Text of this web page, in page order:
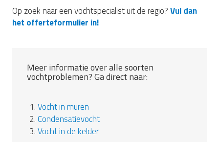
Op zoek naar een vochtspecialist uit de regio?Vul dan
het offerteformulier in!
Meer informatie over alle soorten
vochtproblemen? Ga direct naar:
1.Vocht in muren
2.Condensatievocht
3.Vocht in de kelder